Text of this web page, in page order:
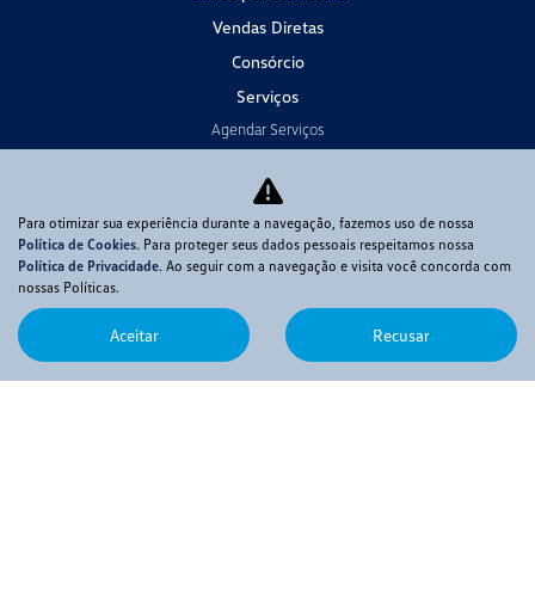
Vendas Diretas
Consórcio
Serviços
Agendar Serviços
Contato
Fale com o Presidente
Fale Conosco
Estágio
Código de Conduta
Para otimizar sua experiência durante a navegação, fazemos uso de nossa
Política de Cookies. Para proteger seus dados pessoais respeitamos nossa
Política de Privacidade. Ao seguir com a navegação e visita você concorda com
nossas Políticas.
Aceitar Recusar